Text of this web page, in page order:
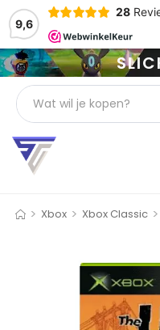
9,6
28
> Xbox > Xbox Classic >